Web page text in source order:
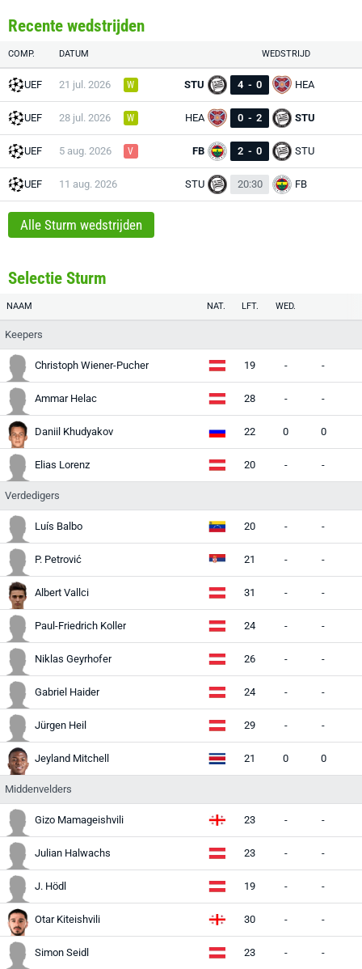
Recente wedstrijden
COMP. DATUM WEDSTRIJD
UEF 21 jul. 2026 W STU 4 - 0 HEA
UEF 28 jul. 2026 W HEA 0 - 2 STU
UEF 5 aug. 2026 V FB 2 - 0 STU
UEF 11 aug. 2026 STU 20:30 FB
Alle Sturm wedstrijden
Selectie Sturm
NAAM NAT. LFT. WED.
Keepers
Christoph Wiener-Pucher 19 - -
Ammar Helac 28 - -
Daniil Khudyakov 22 0 0
Elias Lorenz 20 - -
Verdedigers
Luís Balbo 20 - -
P. Petrović 21 - -
Albert Vallci 31 - -
Paul-Friedrich Koller 24 - -
Niklas Geyrhofer 26 - -
Gabriel Haider 24 - -
Jürgen Heil 29 - -
Jeyland Mitchell 21 0 0
Middenvelders
Gizo Mamageishvili 23 - -
Julian Halwachs 23 - -
J. Hödl 19 - -
Otar Kiteishvili 30 - -
Simon Seidl 23 - -